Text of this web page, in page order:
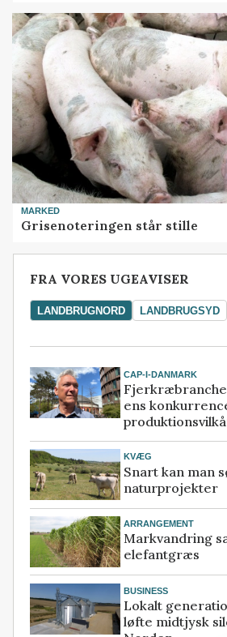
MARKED
Grisenoteringen står stille
FRA VORES UGEAVISER
LANDBRUGNORD LANDBRUGSYD
CAP-I-DANMARK
ens
KVÆG
Snart kan man
naturprojekter
ARRANGEMENT
Markvandring
elefantgræs
BUSINESS
Lokalt
løfte midtjysk